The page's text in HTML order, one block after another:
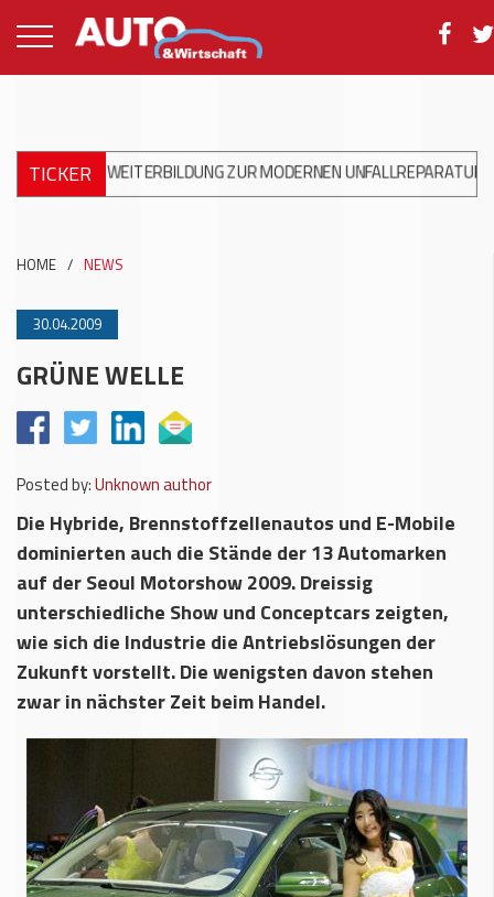
TICKER
WEITERBILDUNG ZUR MODERNEN UNFALLREPARATUR +++
HOME / NEWS
30.04.2009
GRÜNE WELLE
Posted by:Unknown author
Die Hybride, Brennstoffzellenautos und E-Mobile
dominierten auch die Stände der 13 Automarken
auf der Seoul Motorshow 2009. Dreissig
unterschiedliche Show und Conceptcars zeigten,
wie sich die Industrie die Antriebslösungen der
Zukunft vorstellt. Die wenigsten davon stehen
zwar in nächster Zeit beim Handel.